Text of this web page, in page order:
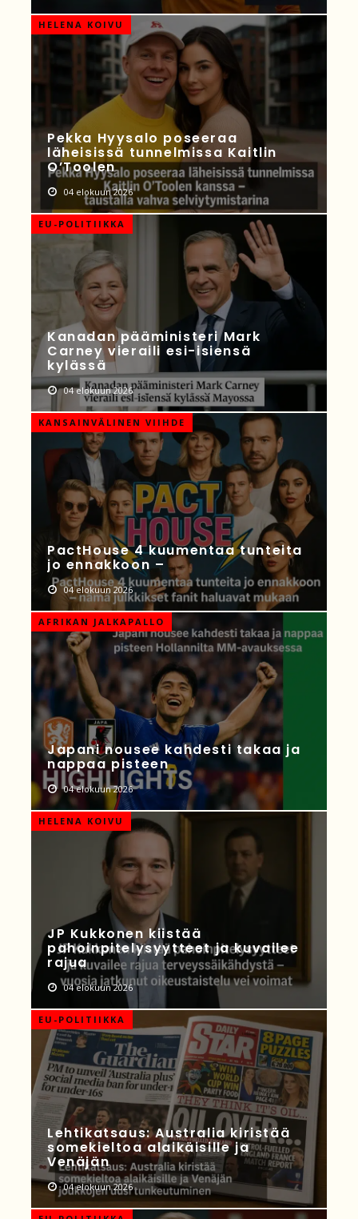
HELENA KOIVU
Pekka Hyysalo poseeraa
läheisissä tunnelmissa Kaitlin
O’Toolen
04 elokuun 2026
EU-POLITIIKKA
Kanadan pääministeri Mark
Carney vieraili esi-isiensä
kylässä
04 elokuun 2026
KANSAINVÄLINEN VIIHDE
PactHouse 4 kuumentaa tunteita
jo ennakkoon –
04 elokuun 2026
AFRIKAN JALKAPALLO
Japani nousee kahdesti takaa ja
nappaa pisteen
04 elokuun 2026
HELENA KOIVU
JP Kukkonen kiistää
pahoinpitelysyytteet ja kuvailee
rajua
04 elokuun 2026
EU-POLITIIKKA
Lehtikatsaus: Australia kiristää
somekieltoa alaikäisille ja
Venäjän
04 elokuun 2026